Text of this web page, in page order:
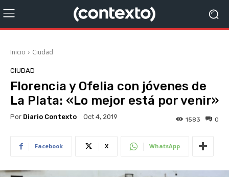
Inicio Ciudad
CIUDAD
Florencia y Ofelia con jóvenes de
La Plata: «Lo mejor está por venir»
Por Diario Contexto Oct 4, 2019 0
1583
Facebook X WhatsApp